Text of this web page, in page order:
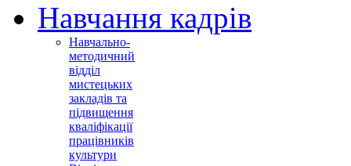
Навчання кадрів
Навчально-
методичний
відділ
мистецьких
закладів та
підвищення
кваліфікації
працівників
культури